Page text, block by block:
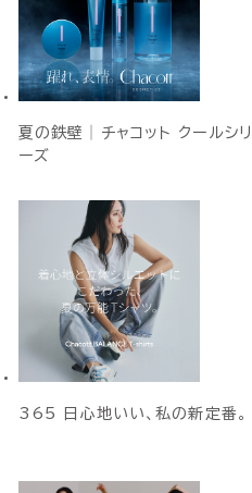
夏の鉄壁│チャコット クールシリ
ーズ
365 日心地いい、私の新定番。